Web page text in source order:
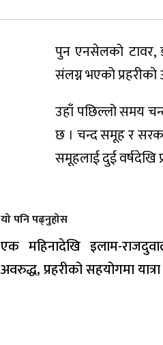
पुन एनसेलको टावर,
संलग्न भएको प्रहरीको
उहाँ पछिल्लो समय
छ । चन्द समूह र
समूहलाई दुई वर्षदेखि
यो पनि पढ्नुहोस
एक महिनादेखि इलाम-
अवरुद्ध, प्रहरीको सहयोगमा यात्रा